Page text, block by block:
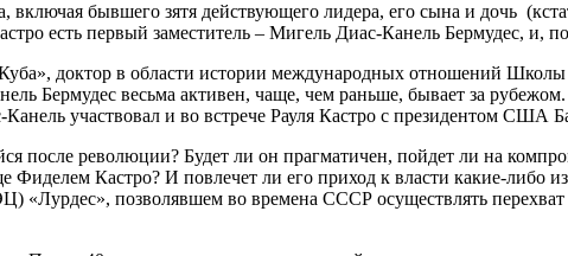
бывшего зятя действующего лидера, его сына и дочь
есть первый заместитель – Мигель Диас-Канель Бермудес, и,
доктор в области истории международных отношений
Бермудес весьма активен, чаще, чем раньше, бывает за
участвовал и во встрече Рауля Кастро с президентом США
после революции? Будет ли он прагматичен, пойдет ли на
Кастро? И повлечет ли его приход к власти какие-либо
«Лурдес», позволявшем во времена СССР осуществлять перехват